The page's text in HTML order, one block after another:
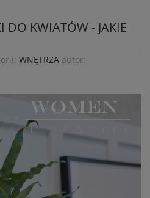
DO KWIATÓW - JAKIE
WNĘTRZA autor: